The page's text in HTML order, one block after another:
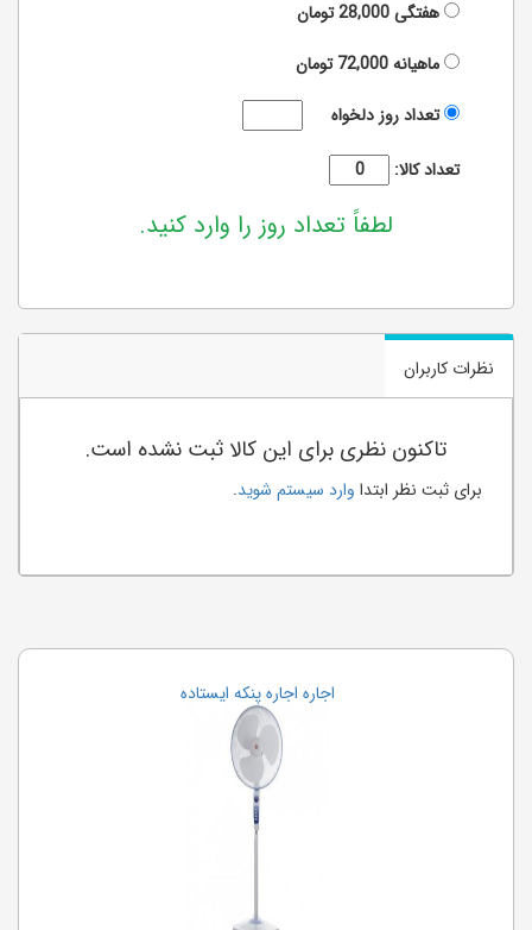
هفتگی28,000تومان
ماهیانه72,000تومان
تعداد روز دلخواه
تعداد کالا:
لطفاً تعداد روز را وارد کنید.
نظرات کاربران
تاکنون نظری برای این کالا ثبت نشده است.
برای ثبت نظر ابتدا وارد سیستم شوید.
اجاره اجاره پنکه ایستاده